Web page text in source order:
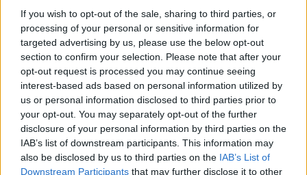
If you wish to opt-out of the sale, sharing to third parties, or
processing of your personal or sensitive information for
targeted advertising by us, please use the below opt-out
section to confirm your selection. Please note that after your
opt-out request is processed you may continue seeing
interest-based ads based on personal information utilized by
us or personal information disclosed to third parties prior to
your opt-out. You may separately opt-out of the further
disclosure of your personal information by third parties on the
IAB’s list of downstream participants. This information may
also be disclosed by us to third parties on the IAB’s List of
Downstream Participants that may further disclose it to other
1.600.000 euro
2023-04-04
esenzioni fiscali e crediti d'imposta adottati a
seguito della crisi economica causata dall'epidemia di
COVID-19 [con mo
agenzia delle entrate
23.382 euro
2022-10-28
TCF: Garanzie sui prestiti per PMI e piccole